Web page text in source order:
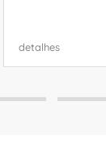
detalhes